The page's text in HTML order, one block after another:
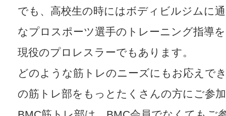
でも、高校生の時にはボディビルジムに
なプロスポーツ選手のトレーニング指導
現役のプロレスラーでもあります。
どのような筋トレのニーズにもお応えで
の筋トレ部をもっとたくさんの方にご参